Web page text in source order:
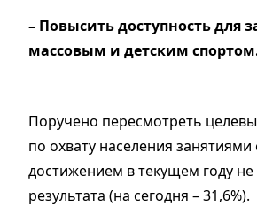
– Повысить доступность для
массовым и детским
Поручено пересмотреть
по охвату населения
достижением в текущем году не
результата (на сегодня – 31,6%).